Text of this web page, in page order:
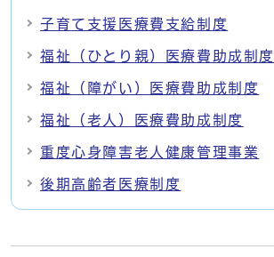
子育て支援医療費支給制度
福祉（ひとり親）医療費助成制度
福祉（障がい）医療費助成制度
福祉（老人）医療費助成制度
重度心身障害老人健康管理事業
後期高齢者医療制度